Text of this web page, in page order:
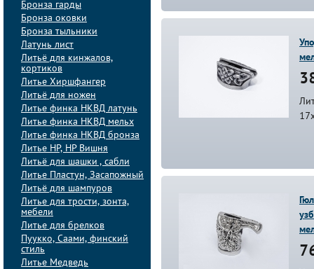
Бронза гарды
Бронза оковки
Бронза тыльники
Латунь лист
Литьё для кинжалов,
кортиков
Литье Хиршфангер
Литьё для ножен
Литье финка НКВД латунь
Литье финка НКВД мельх
Литье финка НКВД бронза
Литье НР, НР Вишня
Литьё для шашки , сабли
Литье Пластун, Засапожный
Литьё для шампуров
Литье для трости, зонта,
мебели
Литье для брелков
Пуукко, Саами, финский
стиль
Литье Медведь